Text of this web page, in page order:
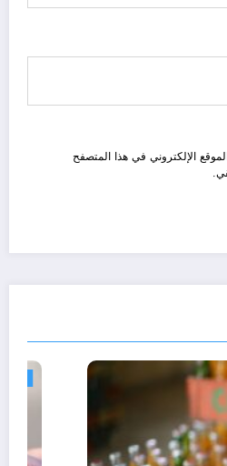
الإلكتروني في هذا المتصفح